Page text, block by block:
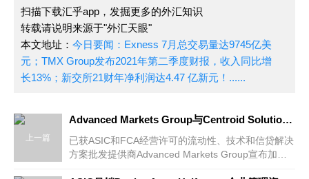
扫描下载汇乎app，发掘更多的外汇知识
转载请说明来源于"外汇天眼"
本文地址： 今日要闻：Exness 7月总交易量达9745亿美
元；TMX Group发布2021年第二季度财报，收入同比增
长13%；新交所21财年净利润达4.47 亿新元！......
上一篇
Advanced Markets Group与Centroid Solutions加强合作伙伴关系
已获ASIC和FCA经营许可的流动性、技术和信贷解决
方案批发提供商Advanced Markets Group宣布加强